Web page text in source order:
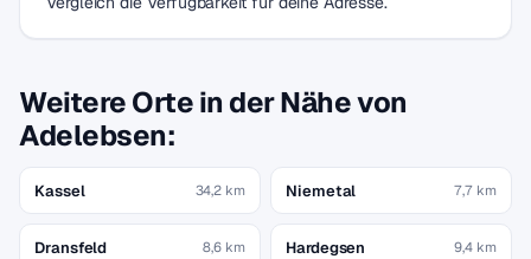
Weitere Orte in der Nähe von
Adelebsen:
Kassel 34,2 km Niemetal 7,7 km
Dransfeld 8,6 km Hardegsen 9,4 km